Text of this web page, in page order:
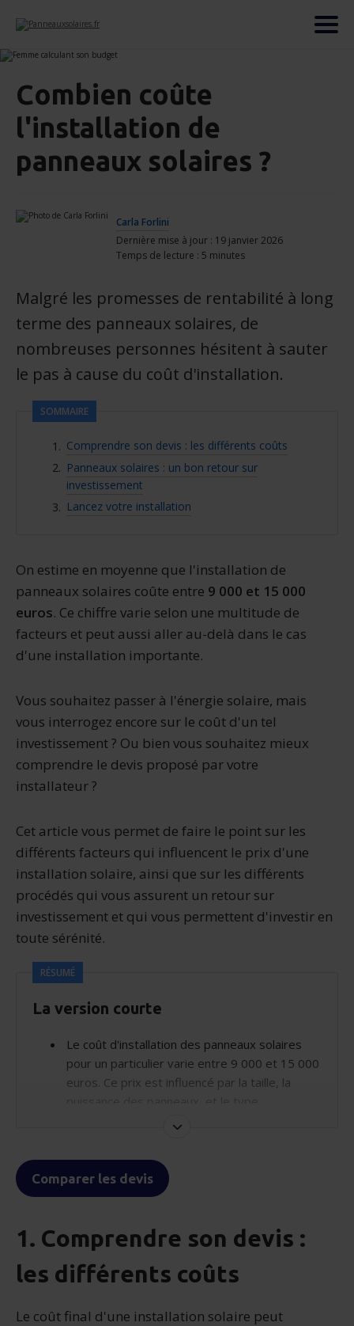
Combien coûte
l'installation de
panneaux solaires ?
Carla Forlini
Dernière mise à jour : 19 janvier 2026
Temps de lecture : 5 minutes
Malgré les promesses de rentabilité à long
terme des panneaux solaires, de
nombreuses personnes hésitent à sauter
le pas à cause du coût d'installation.
SOMMAIRE
Comprendre son devis : les différents coûts
Panneaux solaires : un bon retour sur
investissement
Lancez votre installation
On estime en moyenne que l'installation de
panneaux solaires coûte entre 9 000 et 15 000
euros. Ce chiffre varie selon une multitude de
facteurs et peut aussi aller au-delà dans le cas
d'une installation importante.
Vous souhaitez passer à l'énergie solaire, mais
vous interrogez encore sur le coût d'un tel
investissement ? Ou bien vous souhaitez mieux
comprendre le devis proposé par votre
installateur ?
Cet article vous permet de faire le point sur les
différents facteurs qui influencent le prix d'une
installation solaire, ainsi que sur les différents
procédés qui vous assurent un retour sur
investissement et qui vous permettent d'investir en
toute sérénité.
RÉSUMÉ
La version courte
Le coût d'installation des panneaux solaires
pour un particulier varie entre 9 000 et 15 000
euros. Ce prix est influencé par la taille, la
solaires offrent un bon retour sur
investissement grâce aux aides financières et
à la réduction des factures d'énergie.
pour obtenir le meilleur prix et la meilleure
qualité d'installation.
Comparer les devis
1. Comprendre son devis :
les différents coûts
Le coût final d'une installation solaire peut